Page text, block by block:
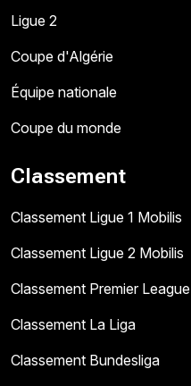
Ligue 2
Coupe d'Algérie
Équipe nationale
Coupe du monde
Classement
Classement Ligue 1 Mobilis
Classement Ligue 2 Mobilis
Classement Premier League
Classement La Liga
Classement Bundesliga